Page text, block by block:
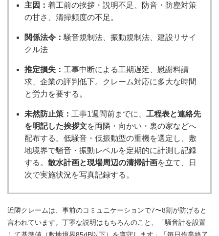
主因： 着工前の挨拶・説明不足、防音・防塵対策
の甘さ、清掃頻度の不足。
関係法令： 騒音規制法、振動規制法、建設リサイ
クル法
推定損失： 工事中断による工期遅延、慰謝料請
求、企業の評判低下。クレーム対応に多大な時間
と労力を要する。
未然防止策： 工事1週間前までに、 工程表と連絡先
を明記した挨拶文を両隣・向かい・裏の家などへ
配布する。低騒音・低振動型の重機を選定し、敷
地境界で騒音・振動レベルを定期的に計測し記録
する。 散水計画と現場周辺の清掃計画を立て、日
次で実施状況を写真記録する。
近隣クレームは、事前のコミュニケーションで7〜8割が防げると
言われています。丁寧な説明はもちろんのこと、「騒音計を設置